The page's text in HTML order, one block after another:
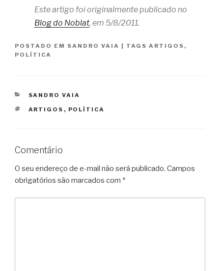
Este artigo foi originalmente publicado no
Blog do Noblat, em 5/8/2011.
POSTADO EM SANDRO VAIA | TAGS ARTIGOS ,
POLÍTICA
CATEGORIAS
SANDRO VAIA
TAGS
ARTIGOS , POLÍTICA
Comentário
O seu endereço de e-mail não será publicado. Campos
obrigatórios são marcados com *